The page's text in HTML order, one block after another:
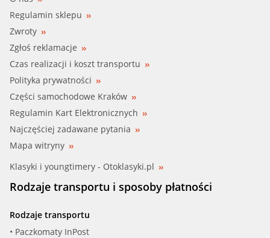
Regulamin sklepu
Zwroty
Zgłoś reklamacje
Czas realizacji i koszt transportu
Polityka prywatności
Części samochodowe Kraków
Regulamin Kart Elektronicznych
Najczęściej zadawane pytania
Mapa witryny
Klasyki i youngtimery - Otoklasyki.pl
Rodzaje transportu i sposoby płatności
Rodzaje transportu
• Paczkomaty InPost